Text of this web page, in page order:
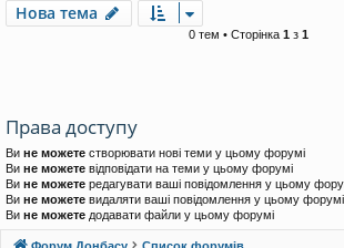
Нова тема
0 тем • Сторінка 1 з 1
Права доступу
Ви не можете створювати нові теми у цьому форумі
Ви не можете відповідати на теми у цьому форумі
Ви не можете редагувати ваші повідомлення у цьому
Ви не можете видаляти ваші повідомлення у цьому форумі
Ви не можете додавати файли у цьому форумі